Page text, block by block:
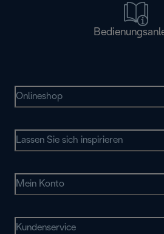
Onlineshop
Lassen Sie sich inspirieren
Mein Konto
Kundenservice